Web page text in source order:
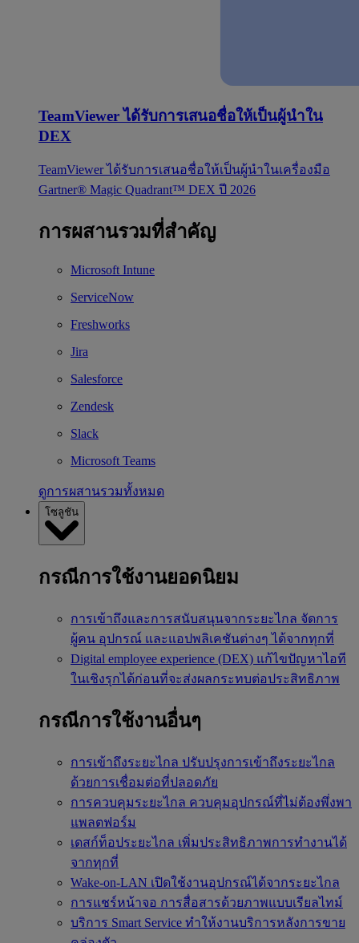
TeamViewer ได้รับการเสนอชื่อให้เป็นผู้นำใน
DEX
TeamViewer ได้รับการเสนอชื่อให้เป็นผู้นำในเครื่องมือ
Gartner® Magic Quadrant™ DEX ปี 2026
การผสานรวมที่สำคัญ
Microsoft Intune
ServiceNow
Freshworks
Jira
Salesforce
Zendesk
Slack
Microsoft Teams
ดูการผสานรวมทั้งหมด
โซลูชัน
กรณีการใช้งานยอดนิยม
การเข้าถึงและการสนับสนุนจากระยะไกล จัดการ
ผู้คน อุปกรณ์ และแอปพลิเคชันต่างๆ ได้จากทุกที่
Digital employee experience (DEX) แก้ไขปัญหาไอที
ในเชิงรุกได้ก่อนที่จะส่งผลกระทบต่อประสิทธิภาพ
กรณีการใช้งานอื่นๆ
การเข้าถึงระยะไกล ปรับปรุงการเข้าถึงระยะไกล
ด้วยการเชื่อมต่อที่ปลอดภัย
การควบคุมระยะไกล ควบคุมอุปกรณ์ที่ไม่ต้องพึ่งพา
แพลตฟอร์ม
เดสก์ท็อประยะไกล เพิ่มประสิทธิภาพการทำงานได้
จากทุกที่
Wake-on-LAN เปิดใช้งานอุปกรณ์ได้จากระยะไกล
การแชร์หน้าจอ การสื่อสารด้วยภาพแบบเรียลไทม์
บริการ Smart Service ทำให้งานบริการหลังการขาย